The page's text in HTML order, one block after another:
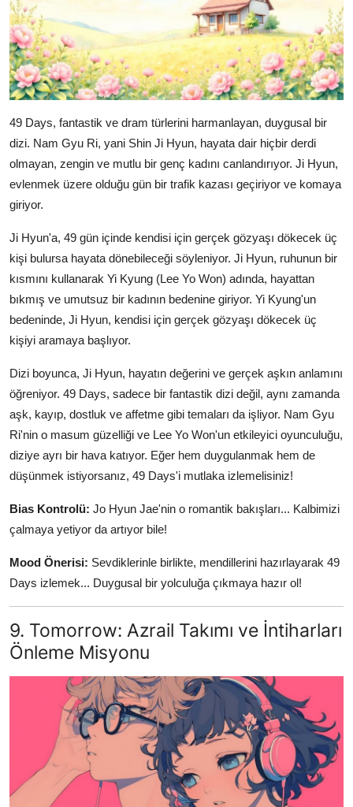
49 Days, fantastik ve dram türlerini harmanlayan, duygusal bir
dizi. Nam Gyu Ri, yani Shin Ji Hyun, hayata dair hiçbir derdi
olmayan, zengin ve mutlu bir genç kadını canlandırıyor. Ji Hyun,
evlenmek üzere olduğu gün bir trafik kazası geçiriyor ve komaya
giriyor.
Ji Hyun'a, 49 gün içinde kendisi için gerçek gözyaşı dökecek üç
kişi bulursa hayata dönebileceği söyleniyor. Ji Hyun, ruhunun bir
kısmını kullanarak Yi Kyung (Lee Yo Won) adında, hayattan
bıkmış ve umutsuz bir kadının bedenine giriyor. Yi Kyung'un
bedeninde, Ji Hyun, kendisi için gerçek gözyaşı dökecek üç
kişiyi aramaya başlıyor.
Dizi boyunca, Ji Hyun, hayatın değerini ve gerçek aşkın anlamını
öğreniyor. 49 Days, sadece bir fantastik dizi değil, aynı zamanda
aşk, kayıp, dostluk ve affetme gibi temaları da işliyor. Nam Gyu
Ri'nin o masum güzelliği ve Lee Yo Won'un etkileyici oyunculuğu,
diziye ayrı bir hava katıyor. Eğer hem duygulanmak hem de
düşünmek istiyorsanız, 49 Days'i mutlaka izlemelisiniz!
Bias Kontrolü: Jo Hyun Jae'nin o romantik bakışları... Kalbimizi
çalmaya yetiyor da artıyor bile!
Mood Önerisi: Sevdiklerinle birlikte, mendillerini hazırlayarak 49
Days izlemek... Duygusal bir yolculuğa çıkmaya hazır ol!
9. Tomorrow: Azrail Takımı ve İntiharları
Önleme Misyonu